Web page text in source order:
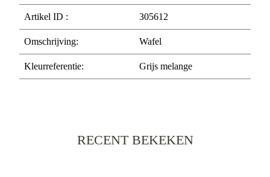
Artikel ID : 305612
Omschrijving: Wafel
Kleurreferentie: Grijs melange
RECENT BEKEKEN